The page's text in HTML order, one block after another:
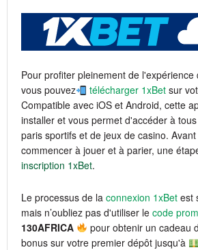
Pour profiter pleinement de l'expérience
vous pouvez
télécharger 1xBet sur
Compatible avec iOS et Android, cette
installer et vous permet d'accéder à
paris sportifs et de jeux de casino.
commencer à jouer et à parier, une
inscription 1xBet.
Le processus de la connexion 1xBet est
mais n’oubliez pas d'utiliser le code
130AFRICA
pour obtenir un cadeau
bonus sur votre premier dépôt jusqu'à